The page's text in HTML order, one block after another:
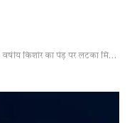
का पेड़ पर लटका मिला शव, जांच में जुटी पुलिस